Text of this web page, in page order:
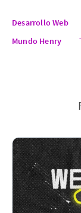
Desarrollo Web
Mundo Henry